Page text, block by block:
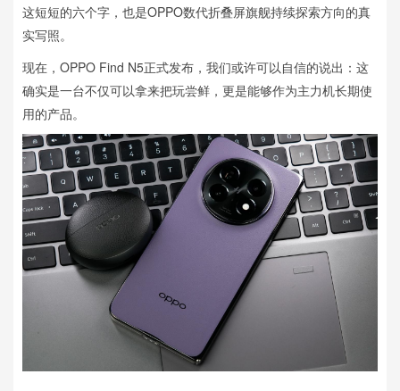
这短短的六个字，也是OPPO数代折叠屏旗舰持续探索方向的真
实写照。
现在，OPPO Find N5正式发布，我们或许可以自信的说出：这
确实是一台不仅可以拿来把玩尝鲜，更是能够作为主力机长期使
用的产品。